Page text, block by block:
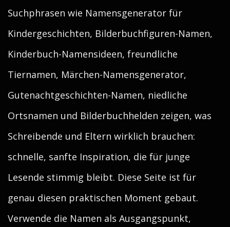
Suchphrasen wie Namensgenerator für
Kindergeschichten, Bilderbuchfiguren-Namen,
Kinderbuch-Namensideen, freundliche
Tiernamen, Märchen-Namensgenerator,
Gutenachtgeschichten-Namen, niedliche
Ortsnamen und Bilderbuchhelden zeigen, was
Schreibende und Eltern wirklich brauchen:
schnelle, sanfte Inspiration, die für junge
Lesende stimmig bleibt. Diese Seite ist für
genau diesen praktischen Moment gebaut.
Verwende die Namen als Ausgangspunkt,